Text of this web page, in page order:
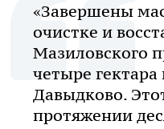
«Завершены
очистке и
Мазиловского
четыре
Давыдково.
протяжении